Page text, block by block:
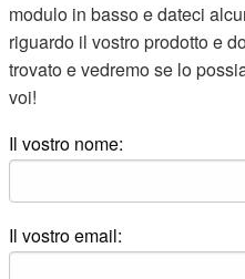
modulo in basso e dateci
riguardo il vostro prodotto e
trovato e vedremo se lo
voi!
Il vostro nome:
Il vostro email: